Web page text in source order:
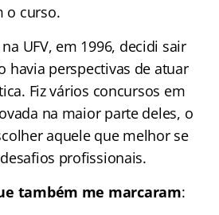
o curso.
UFV, em 1996, decidi sair
havia perspectivas de atuar
Fiz vários concursos em
na maior parte deles, o
aquele que melhor se
profissionais.
também me marcaram: